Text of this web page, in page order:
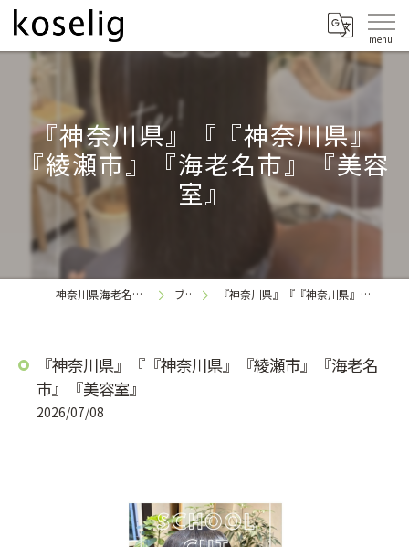
『神奈川県』『『神奈川県』
『綾瀬市』『海老名市』『美容
室』
神奈川県海老名の美容室なら koselig
ブログ 『神奈川県』『『神奈川県』『綾瀬市』『海老名市』『美容室』
『神奈川県』『『神奈川県』『綾瀬市』『海老名
市』『美容室』
2026/07/08